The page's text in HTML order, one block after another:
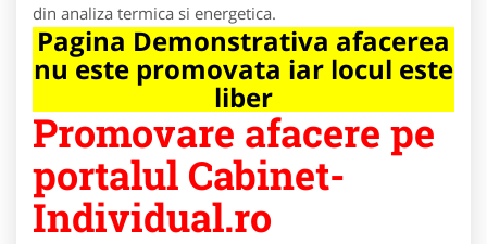
din analiza termica si energetica.
Pagina Demonstrativa afacerea
nu este promovata iar locul este
liber
Promovare afacere pe
portalul Cabinet-
Individual.ro